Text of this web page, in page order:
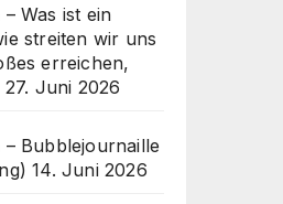
Was ist ein
streiten wir uns
erreichen,
27. Juni 2026
– Bubblejournaille
14. Juni 2026